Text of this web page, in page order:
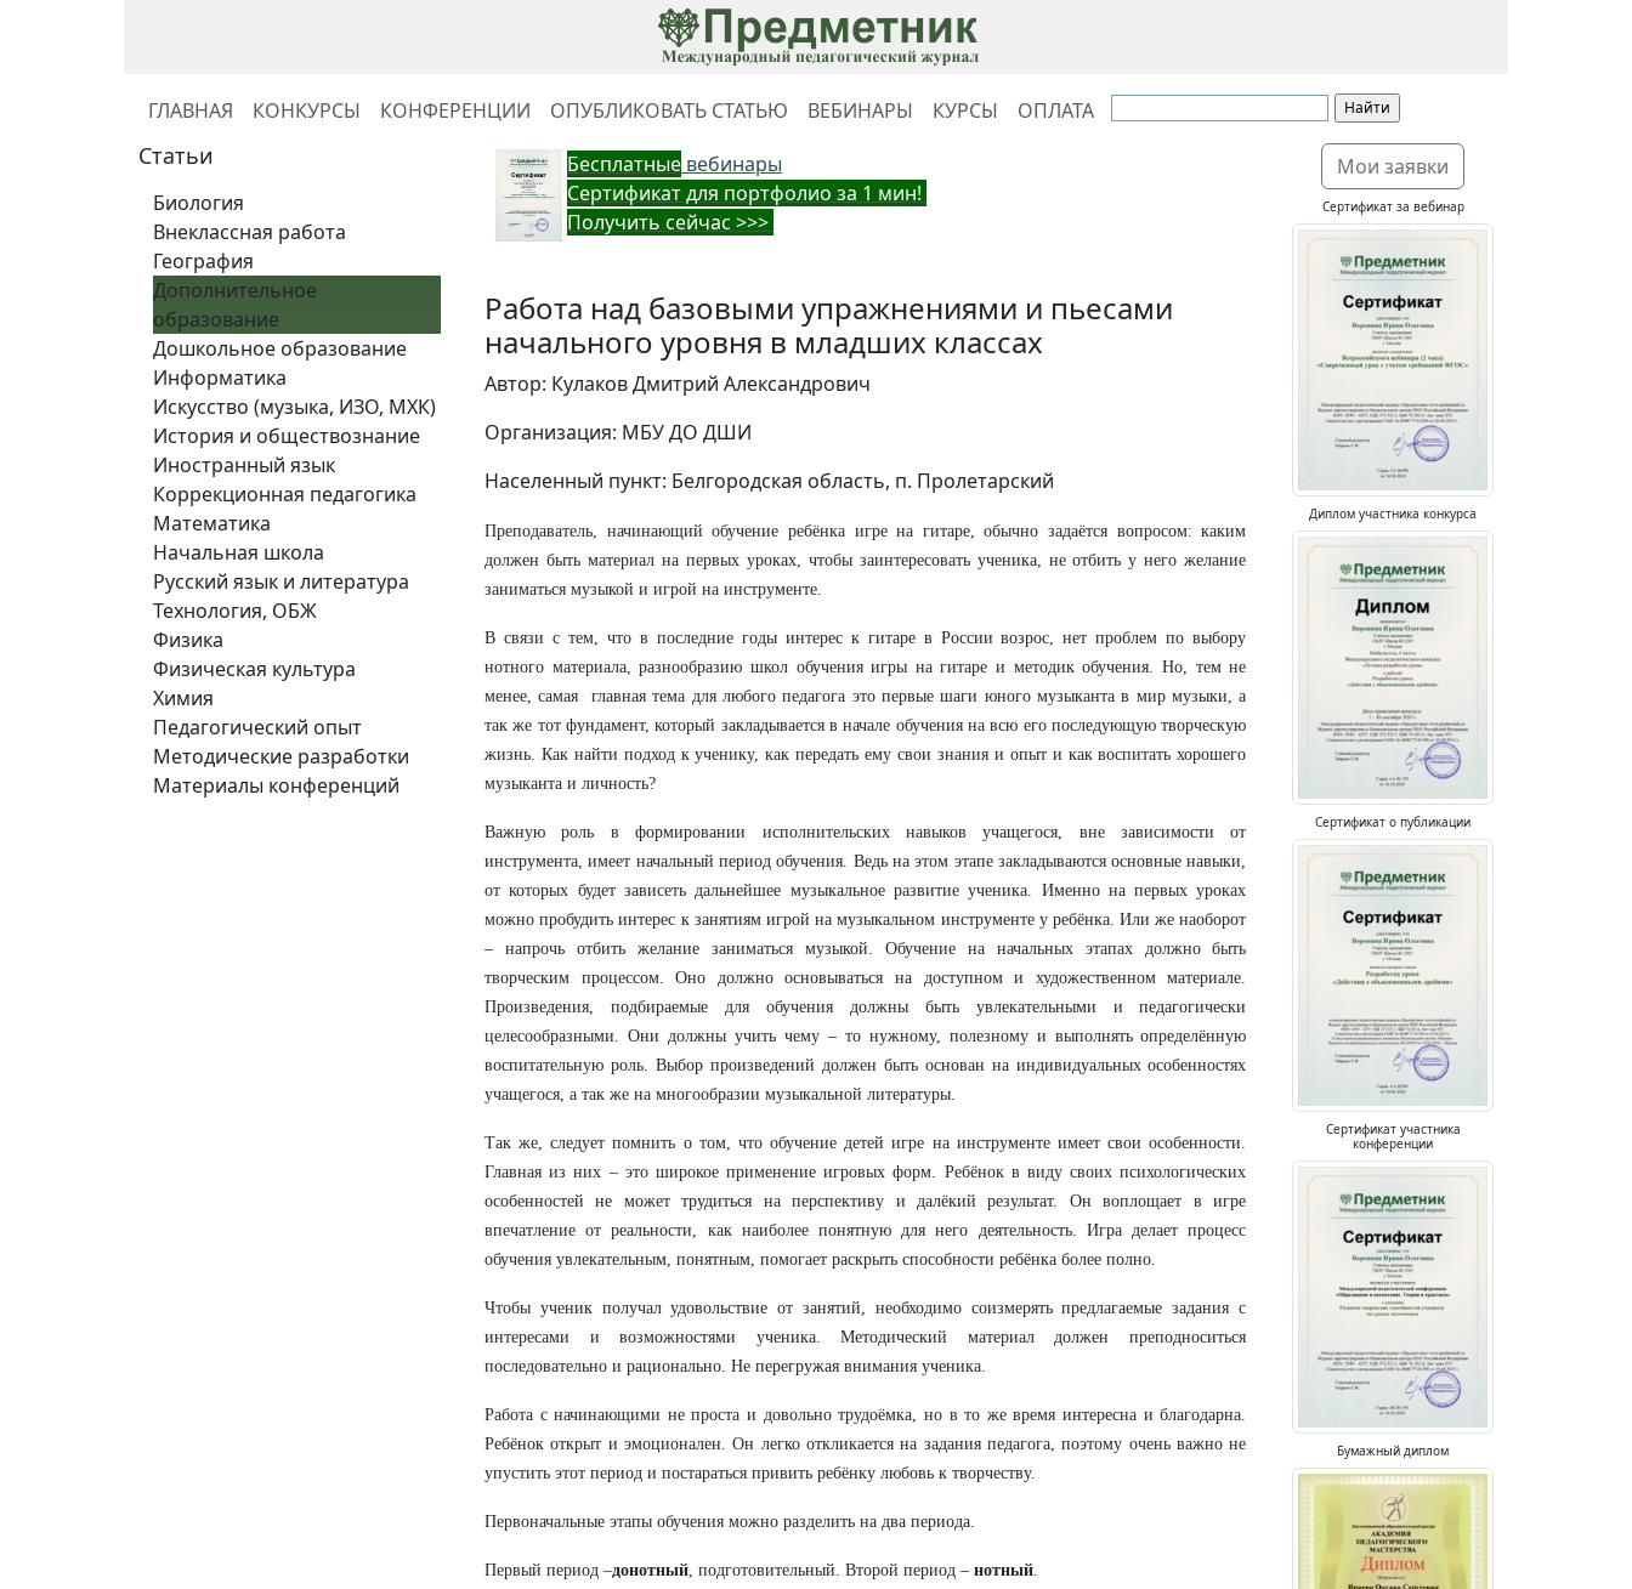
ГЛАВНАЯ КОНКУРСЫ КОНФЕРЕНЦИИ ОПУБЛИКОВАТЬ СТАТЬЮ ВЕБИНАРЫ КУРСЫ ОПЛАТА
Статьи
Биология
Внеклассная работа
География
Дополнительное
образование
Дошкольное образование
Информатика
Искусство (музыка, ИЗО, МХК)
История и обществознание
Иностранный язык
Коррекционная педагогика
Математика
Начальная школа
Русский язык и литература
Технология, ОБЖ
Физика
Физическая культура
Химия
Педагогический опыт
Методические разработки
Материалы конференций
Бесплатные вебинары
Cертификат для портфолио за 1 мин!
Получить сейчас >>>
Работа над базовыми упражнениями и пьесами
начального уровня в младших классах
Автор: Кулаков Дмитрий Александрович
Организация: МБУ ДО ДШИ
Населенный пункт: Белгородская область, п. Пролетарский
Преподаватель, начинающий обучение ребёнка игре на гитаре, обычно задаётся вопросом: каким
должен быть материал на первых уроках, чтобы заинтересовать ученика, не отбить у него желание
заниматься музыкой и игрой на инструменте.
В связи с тем, что в последние годы интерес к гитаре в России возрос, нет проблем по выбору
нотного материала, разнообразию школ обучения игры на гитаре и методик обучения. Но, тем не
менее, самая главная тема для любого педагога это первые шаги юного музыканта в мир музыки, а
так же тот фундамент, который закладывается в начале обучения на всю его последующую творческую
жизнь. Как найти подход к ученику, как передать ему свои знания и опыт и как воспитать хорошего
музыканта и личность?
Важную роль в формировании исполнительских навыков учащегося, вне зависимости от
инструмента, имеет начальный период обучения. Ведь на этом этапе закладываются основные навыки,
от которых будет зависеть дальнейшее музыкальное развитие ученика. Именно на первых уроках
можно пробудить интерес к занятиям игрой на музыкальном инструменте у ребёнка. Или же наоборот
– напрочь отбить желание заниматься музыкой. Обучение на начальных этапах должно быть
творческим процессом. Оно должно основываться на доступном и художественном материале.
Произведения, подбираемые для обучения должны быть увлекательными и педагогически
целесообразными. Они должны учить чему – то нужному, полезному и выполнять определённую
воспитательную роль. Выбор произведений должен быть основан на индивидуальных особенностях
учащегося, а так же на многообразии музыкальной литературы.
Так же, следует помнить о том, что обучение детей игре на инструменте имеет свои особенности.
Главная из них – это широкое применение игровых форм. Ребёнок в виду своих психологических
особенностей не может трудиться на перспективу и далёкий результат. Он воплощает в игре
впечатление от реальности, как наиболее понятную для него деятельность. Игра делает процесс
обучения увлекательным, понятным, помогает раскрыть способности ребёнка более полно.
Чтобы ученик получал удовольствие от занятий, необходимо соизмерять предлагаемые задания с
интересами и возможностями ученика. Методический материал должен преподноситься
последовательно и рационально. Не перегружая внимания ученика.
Работа с начинающими не проста и довольно трудоёмка, но в то же время интересна и благодарна.
Ребёнок открыт и эмоционален. Он легко откликается на задания педагога, поэтому очень важно не
упустить этот период и постараться привить ребёнку любовь к творчеству.
Первоначальные этапы обучения можно разделить на два периода.
Первый период –донотный, подготовительный. Второй период – нотный.
Мои заявки
Сертификат за вебинар
Диплом участника конкурса
Сертификат о публикации
Сертификат участника
конференции
Бумажный диплом